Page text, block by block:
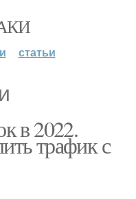
статьи
в 2022.
трафик с